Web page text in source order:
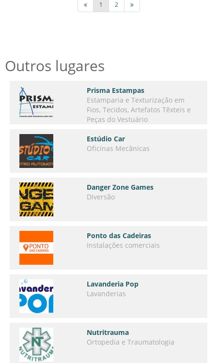
1 2
Outros lugares
Prisma Estampas
Estamparia e Texturização em
Fios, Tecidos, Artefatos Têxteis e
Peças do Vestuário
Estúdio Car
Oficinas Mecânicas
Danger Zone Games
Diversão
Ponto das Cadeiras
Instalações comerciais
Lavanderia Pop
Lavanderias
Nutritrauma
Ortopedia e Traumatologia